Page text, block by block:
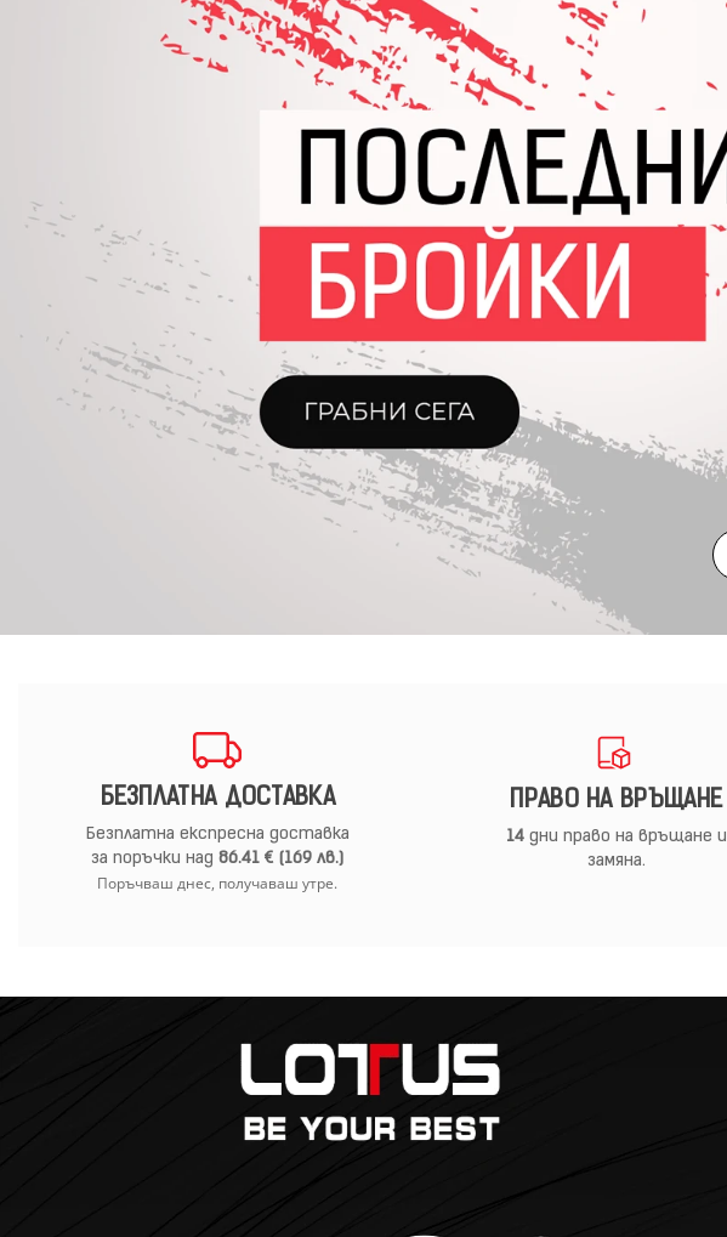
БЕЗПЛАТНА ДОСТАВКА
Безплатна експресна доставка
за поръчки над86.41 € (169 лв.)
Поръчваш днес, получаваш утре.
ПРАВО НА ВРЪЩАНЕ
14дни право на връщане и
замяна.